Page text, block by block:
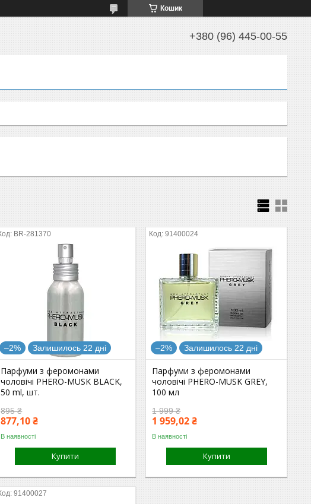
Кошик
+380 (96) 445-00-55
BR-281370
–2% Залишилось 22 дні
Парфуми з феромонами
чоловічі PHERO-MUSK BLACK,
50 ml, шт.
895 ₴
877,10 ₴
В наявності
Купити
91400024
–2% Залишилось 22 дні
Парфуми з феромонами
чоловічі PHERO-MUSK GREY,
100 мл
1 999 ₴
1 959,02 ₴
В наявності
Купити
91400027